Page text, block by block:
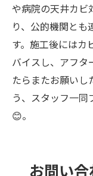
や病院の天井カビ
り、公的機関とも
す。施工後にはカ
バイスし、アフタ
たらまたお願いし
う、スタッフ一
😊。
お問い